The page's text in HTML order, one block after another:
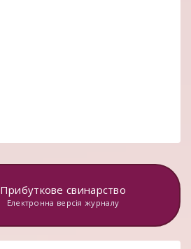
Прибуткове свинарство
Електронна версія журналу